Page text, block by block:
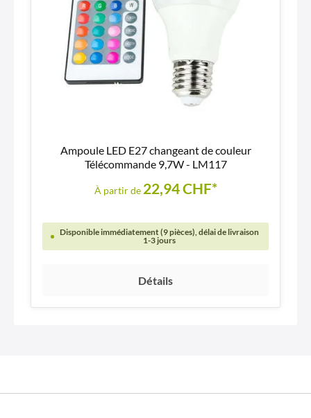
Ampoule LED E27 changeant de couleur
Télécommande 9,7W - LM117
À partir de 22,94 CHF*
Disponible immédiatement (9 pièces), délai de livraison
1-3 jours
Détails